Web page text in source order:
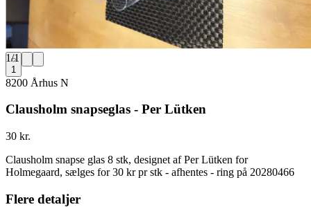
1/1
1
8200 Århus N
Clausholm snapseglas - Per Lütken
30 kr.
Clausholm snapse glas 8 stk, designet af Per Lütken for
Holmegaard, sælges for 30 kr pr stk - afhentes - ring på 20280466
Flere detaljer